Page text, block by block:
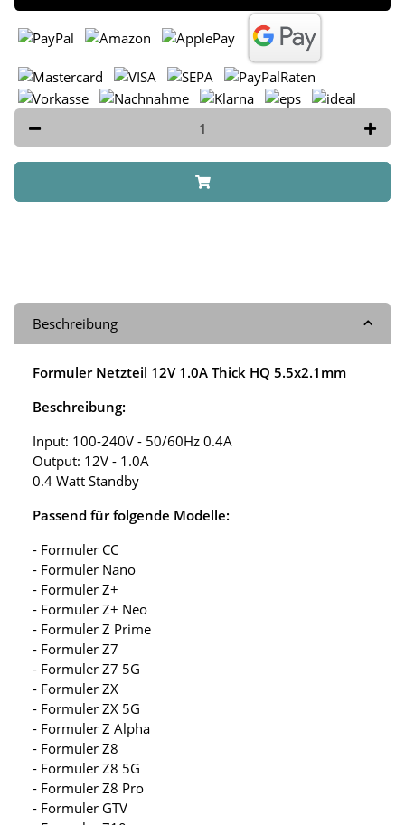
Beschreibung
Formuler Netzteil 12V 1.0A Thick HQ 5.5x2.1mm
Beschreibung:
Input: 100-240V - 50/60Hz 0.4A
Output: 12V - 1.0A
0.4 Watt Standby
Passend für folgende Modelle:
- Formuler CC
- Formuler Nano
- Formuler Z+
- Formuler Z+ Neo
- Formuler Z Prime
- Formuler Z7
- Formuler Z7 5G
- Formuler ZX
- Formuler ZX 5G
- Formuler Z Alpha
- Formuler Z8
- Formuler Z8 5G
- Formuler Z8 Pro
- Formuler GTV